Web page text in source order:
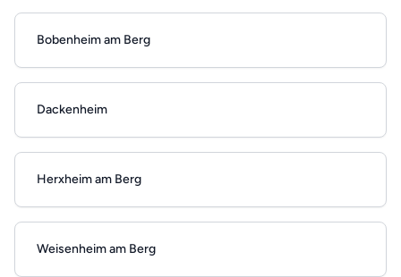
Bobenheim am Berg
Dackenheim
Herxheim am Berg
Weisenheim am Berg